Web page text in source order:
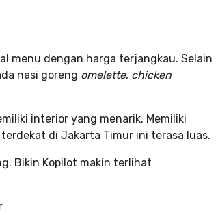
menu dengan harga terjangkau. Selain
nasi goreng omelette, chicken
interior yang menarik. Memiliki
di Jakarta Timur ini terasa luas.
Bikin Kopilot makin terlihat